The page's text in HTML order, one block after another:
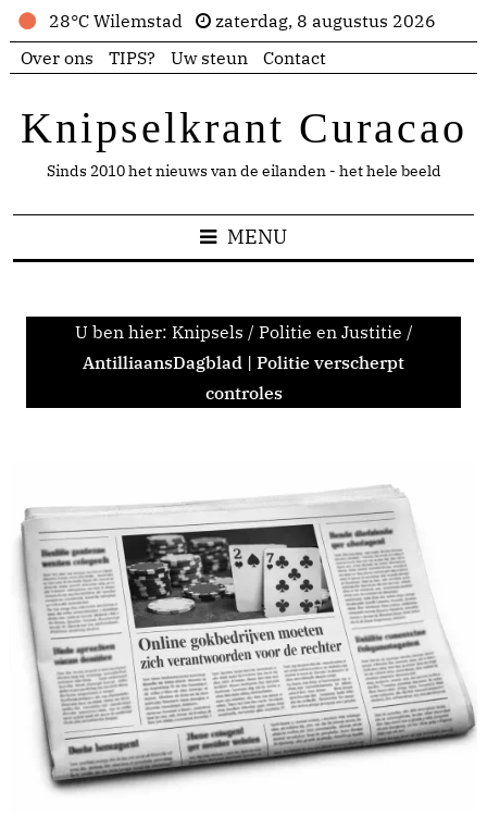
28°C Wilemstad
zaterdag, 8 augustus 2026
Over ons
TIPS? Uw steun Contact
Knipselkrant Curacao
Sinds 2010 het nieuws van de eilanden - het hele beeld
MENU
U ben hier: Knipsels / Politie en Justitie /
AntilliaansDagblad | Politie verscherpt
controles